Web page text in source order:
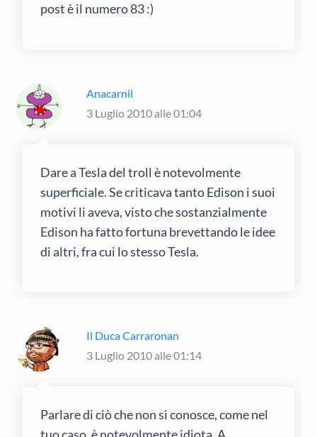
post è il numero 83 :)
Anacarnil
3 Luglio 2010 alle 01:04
Dare a Tesla del troll è notevolmente
superficiale. Se criticava tanto Edison i suoi
motivi li aveva, visto che sostanzialmente
Edison ha fatto fortuna brevettando le idee
di altri, fra cui lo stesso Tesla.
Il Duca Carraronan
3 Luglio 2010 alle 01:14
Parlare di ciò che non si conosce, come nel